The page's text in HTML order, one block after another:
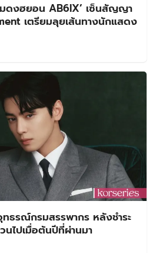
มดงฮยอน AB6IX’ เซ็นสัญญา
เตรียมลุยเส้นทางนักแสดง
ทธรณ์กรมสรรพากร หลังชำระ
นไปเมื่อต้นปีที่ผ่านมา